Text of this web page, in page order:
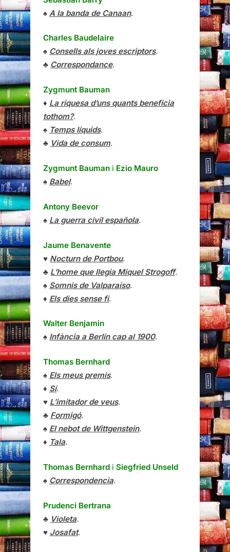
♠ A la banda de Canaan.
Charles Baudelaire
♠ Consells als joves escriptors.
♣ Correspondance.
Zygmunt Bauman
♦ La riquesa d’uns quants beneficia
tothom?.
♠ Temps líquids.
♣ Vida de consum.
Zygmunt Bauman i Ezio Mauro
♠ Babel.
Antony Beevor
♠ La guerra civil española.
Jaume Benavente
♥ Nocturn de Portbou.
♣ L’home que llegia Miquel Strogoff.
♠ Somnis de Valparaíso.
♦ Els dies sense fi.
Walter Benjamin
♠ Infància a Berlín cap al 1900.
Thomas Bernhard
♠ Els meus premis.
♦ Sí.
♥ L’imitador de veus.
♣ Formigó.
♠ El nebot de Wittgenstein.
♦ Tala.
Thomas Bernhard i Siegfried Unseld
♠ Correspondencia.
Prudenci Bertrana
♣ Violeta.
♥ Josafat.